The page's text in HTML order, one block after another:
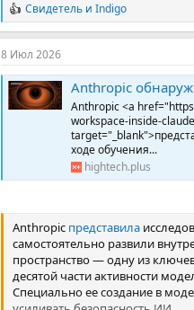
Р
е
а
к
ц
и
и
Свидетель и Indigo
8 Июл 2026
Anthropic
Anthropic <a
workspace-inside-
ходе обучения...
hightech.plus
Anthropic представила
самостоятельно развили
пространство — одну из
десятой части активности
Специально ее создание в